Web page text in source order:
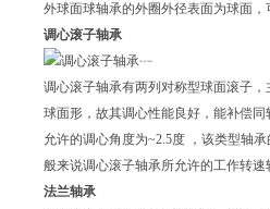
外球面球轴承的外圈外径表面为球面
调心滚子轴承
调心滚子轴承有两列对称型球面滚子
球面形，故其调心性能良好，能补偿
允许的调心角度为~2.5度 ，该类型轴
般来说调心滚子轴承所允许的工作转
法兰轴承